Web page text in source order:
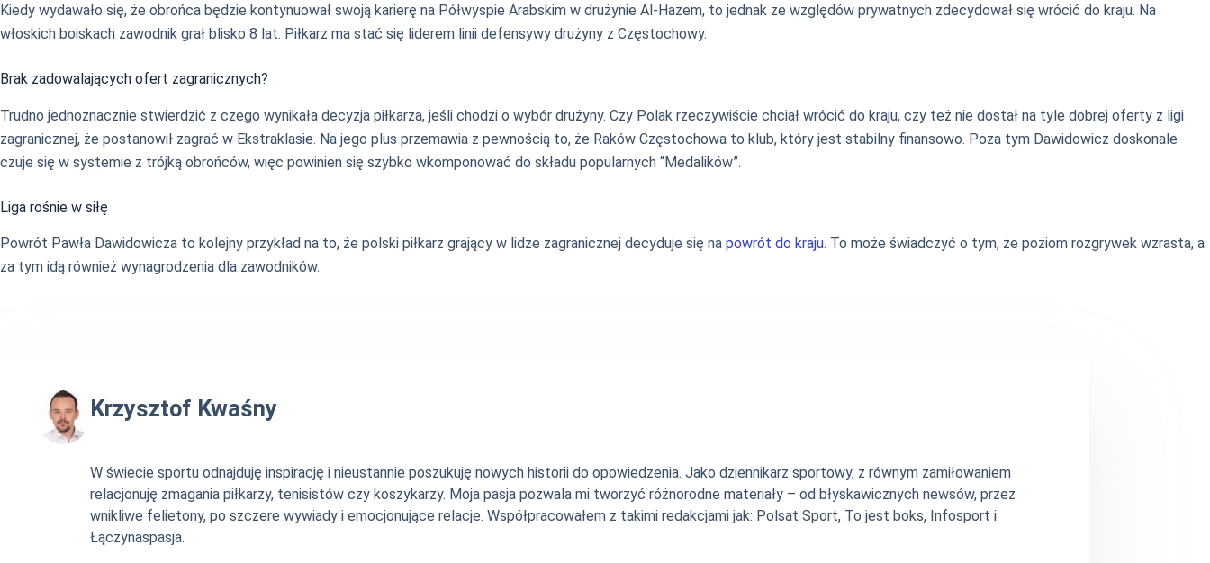
Kiedy wydawało się, że obrońca będzie kontynuował swoją karierę na Półwyspie Arabskim w drużynie Al-Hazem, to jednak ze względów prywatnych zdecydował się wrócić do kraju. Na
włoskich boiskach zawodnik grał blisko 8 lat. Piłkarz ma stać się liderem linii defensywy drużyny z Częstochowy.
Brak zadowalających ofert zagranicznych?
Trudno jednoznacznie stwierdzić z czego wynikała decyzja piłkarza, jeśli chodzi o wybór drużyny. Czy Polak rzeczywiście chciał wrócić do kraju, czy też nie dostał na tyle dobrej oferty z ligi
zagranicznej, że postanowił zagrać w Ekstraklasie. Na jego plus przemawia z pewnością to, że Raków Częstochowa to klub, który jest stabilny finansowo. Poza tym Dawidowicz doskonale
czuje się w systemie z trójką obrońców, więc powinien się szybko wkomponować do składu popularnych “Medalików”.
Liga rośnie w siłę
Powrót Pawła Dawidowicza to kolejny przykład na to, że polski piłkarz grający w lidze zagranicznej decyduje się na powrót do kraju. To może świadczyć o tym, że poziom rozgrywek wzrasta, a
za tym idą również wynagrodzenia dla zawodników.
Krzysztof Kwaśny
W świecie sportu odnajduję inspirację i nieustannie poszukuję nowych historii do opowiedzenia. Jako dziennikarz sportowy, z równym zamiłowaniem
relacjonuję zmagania piłkarzy, tenisistów czy koszykarzy. Moja pasja pozwala mi tworzyć różnorodne materiały – od błyskawicznych newsów, przez
wnikliwe felietony, po szczere wywiady i emocjonujące relacje. Współpracowałem z takimi redakcjami jak: Polsat Sport, To jest boks, Infosport i
Łączynaspasja.